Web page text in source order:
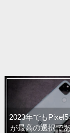
2023年でも
が最高の選択で